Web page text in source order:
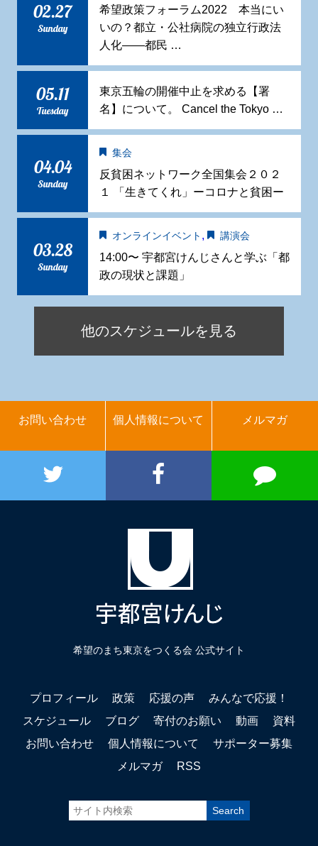
02.27
Sunday
希望政策フォーラム2022 本当にい
いの？都立・公社病院の独立行政法
人化——都民 …
05.11
Tuesday
東京五輪の開催中止を求める【署
名】について。 Cancel the Tokyo …
04.04
Sunday
集会
反貧困ネットワーク全国集会２０２
１ 「生きてくれ」ーコロナと貧困ー
03.28
Sunday
オンラインイベント , 講演会
14:00〜 宇都宮けんじさんと学ぶ「都
政の現状と課題」
他のスケジュールを見る
お問い合わせ 個人情報について メルマガ
希望のまち東京をつくる会 公式サイト
プロフィール 政策 応援の声
みんなで応援！
スケジュール
ブログ 寄付のお願い 動画
資料
お問い合わせ
個人情報について
サポーター募集
メルマガ
RSS